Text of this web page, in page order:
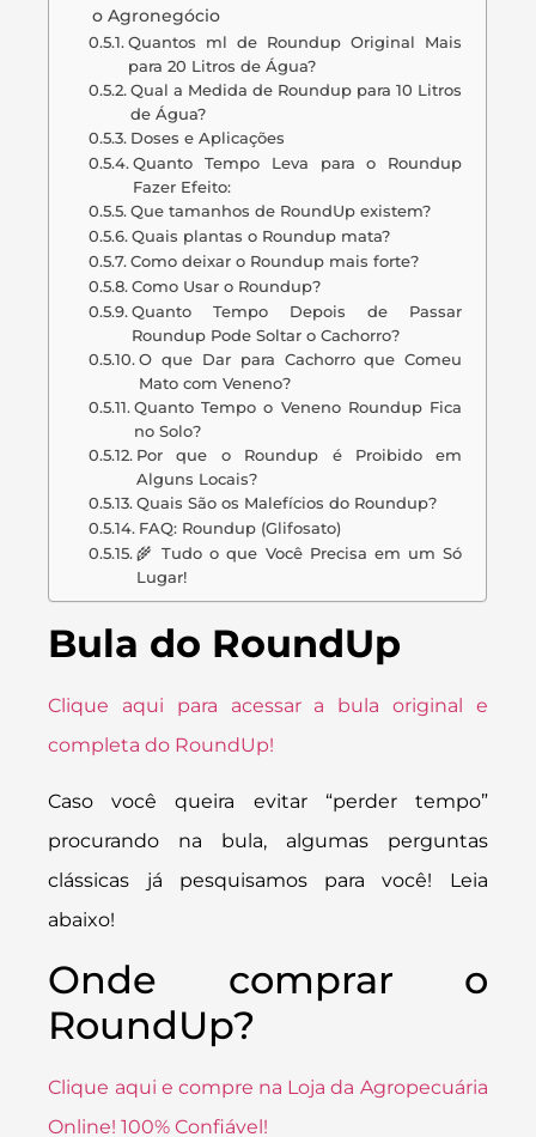
o Agronegócio
Quantos ml de Roundup Original Mais
para 20 Litros de Água?
Qual a Medida de Roundup para 10 Litros
de Água?
Doses e Aplicações
Quanto Tempo Leva para o Roundup
Fazer Efeito:
Que tamanhos de RoundUp existem?
Quais plantas o Roundup mata?
Como deixar o Roundup mais forte?
Como Usar o Roundup?
Quanto Tempo Depois de Passar
Roundup Pode Soltar o Cachorro?
O que Dar para Cachorro que Comeu
Mato com Veneno?
Quanto Tempo o Veneno Roundup Fica
no Solo?
Por que o Roundup é Proibido em
Alguns Locais?
Quais São os Malefícios do Roundup?
FAQ: Roundup (Glifosato)
🌾 Tudo o que Você Precisa em um Só
Lugar!
Bula do RoundUp
Clique aqui para acessar a bula original e
completa do RoundUp!
Caso você queira evitar “perder tempo”
procurando na bula, algumas perguntas
clássicas já pesquisamos para você! Leia
abaixo!
Onde comprar o
RoundUp?
Clique aqui e compre na Loja da Agropecuária
Online! 100% Confiável!